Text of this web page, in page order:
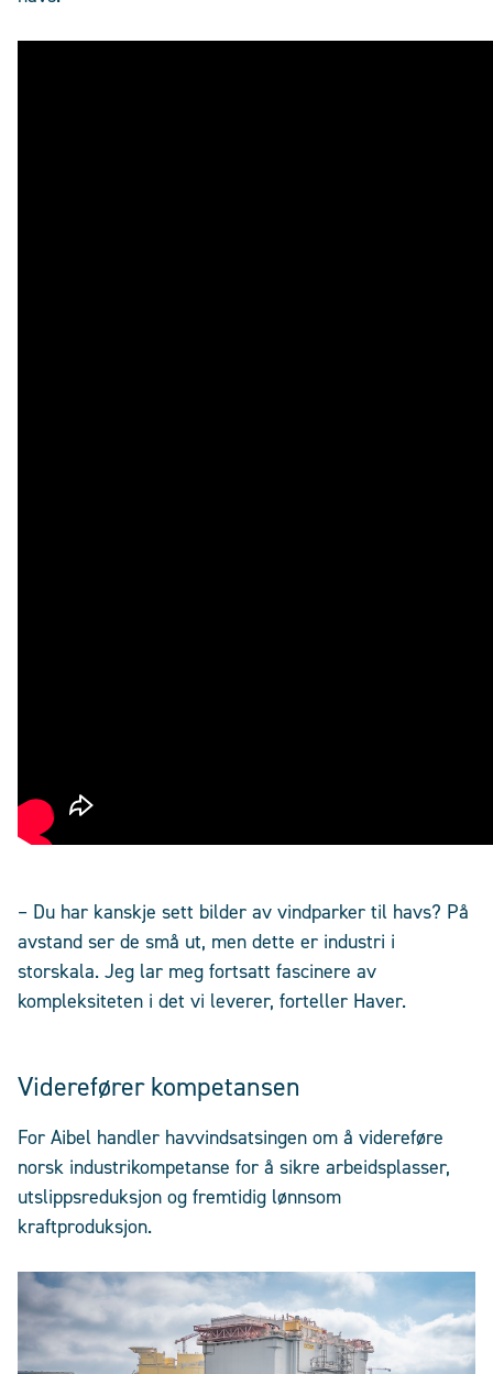
– Du har kanskje sett bilder av vindparker til havs? På
avstand ser de små ut, men dette er industri i
storskala. Jeg lar meg fortsatt fascinere av
kompleksiteten i det vi leverer, forteller Haver.
Viderefører kompetansen
For Aibel handler havvindsatsingen om å videreføre
norsk industrikompetanse for å sikre arbeidsplasser,
utslippsreduksjon og fremtidig lønnsom
kraftproduksjon.